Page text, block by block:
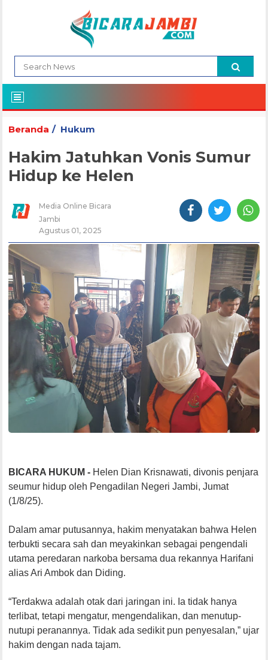
Beranda Hukum
Hakim Jatuhkan Vonis Sumur
Hidup ke Helen
Media Online Bicara
Jambi
Agustus 01, 2025
BICARA HUKUM - Helen Dian Krisnawati, divonis penjara
seumur hidup oleh Pengadilan Negeri Jambi, Jumat
(1/8/25).
Dalam amar putusannya, hakim menyatakan bahwa Helen
terbukti secara sah dan meyakinkan sebagai pengendali
utama peredaran narkoba bersama dua rekannya Harifani
alias Ari Ambok dan Diding.
“Terdakwa adalah otak dari jaringan ini. Ia tidak hanya
terlibat, tetapi mengatur, mengendalikan, dan menutup-
nutupi peranannya. Tidak ada sedikit pun penyesalan,” ujar
hakim dengan nada tajam.